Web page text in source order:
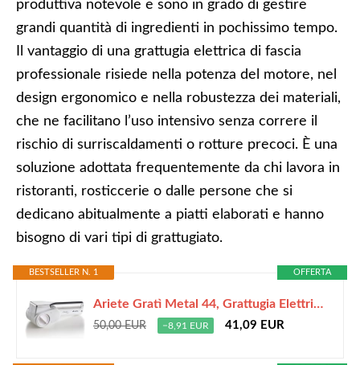
produttiva notevole e sono in grado di gestire
grandi quantità di ingredienti in pochissimo tempo.
Il vantaggio di una grattugia elettrica di fascia
professionale risiede nella potenza del motore, nel
design ergonomico e nella robustezza dei materiali,
che ne facilitano l’uso intensivo senza correre il
rischio di surriscaldamenti o rotture precoci. È una
soluzione adottata frequentemente da chi lavora in
ristoranti, rosticcerie o dalle persone che si
dedicano abitualmente a piatti elaborati e hanno
bisogno di vari tipi di grattugiato.
OFFERTA
BESTSELLER N. 1
Ariete Gratì Metal 44, Grattugia Elettrica per Formaggio Senza Fili, 2 Rulli in Acciaio Inox Inclusi, 1 Kg di Formaggio con una Ricarica, Grattugia Molti Ingredienti, 1500mAh, Bianco
50,00 EUR −8,91 EUR 41,09 EUR